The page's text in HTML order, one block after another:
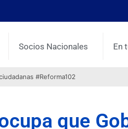
Socios Nacionales En
#Reforma102
que